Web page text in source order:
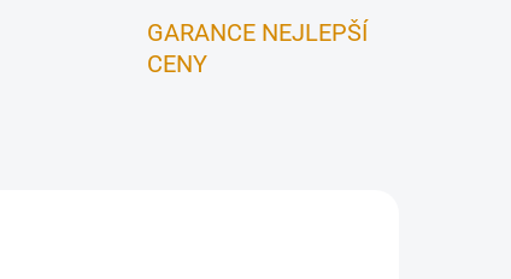
GARANCE NEJLEPŠÍ
CENY